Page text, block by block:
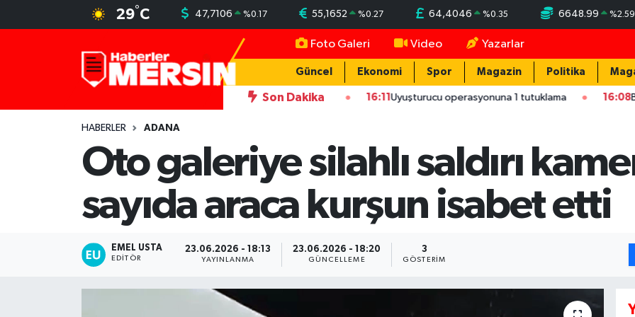
29°C 47,7106 %0.17 55,1652 %0.27 64,4046 %0.35 6648.99 %2.59
Foto Galeri Video Yazarlar
Güncel Ekonomi Spor Magazin Politika
Son Dakika
Hatay'da emekli emniyet mensuplarına plaket verildi 16:11 Uyuşturucu operasyonuna 1 tutuklama 16:08Bakan
HABERLER ADANA
Oto galeriye silahlı saldırı
sayıda araca kurşun isabet etti
EMEL USTA
EDITÖR
23.06.2026 - 18:13
YAYINLANMA
23.06.2026 - 18:20
GÜNCELLEME
3
GÖSTERIM
Mersin Nöbetçi Eczaneler
Mersin Hava Durumu
Mersin Trafik Yoğunluk Haritası
Süper Lig Puan Durumu ve Fikstür
Tüm Manşetler
Haber Arşivi